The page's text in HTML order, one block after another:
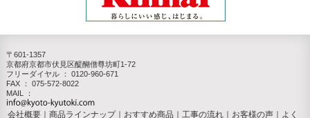
〒601-1357
京都府京都市伏見区醍醐僧尊坊町1-72
フリーダイヤル ： 0120-960-671
FAX ： 075-572-8022
MAIL ：
会社概要 ｜商品ラインナップ｜ おすすめ商品 ｜工事の流れ お客様の声 よく